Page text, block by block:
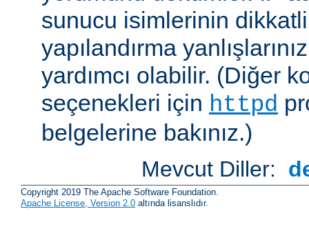
sunucu isimlerinin
yapılandırma
yardımcı olabilir. (Diğer
seçenekleri için httpd
belgelerine bakınız.)
Mevcut Diller:
Copyright 2019 The Apache Software Foundation.
Apache License, Version 2.0 altında lisanslıdır.